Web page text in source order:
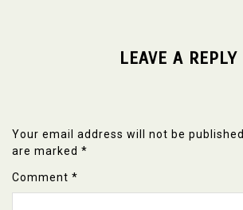
LEAVE A REPLY
Your email address will not be published.
are marked *
Comment *